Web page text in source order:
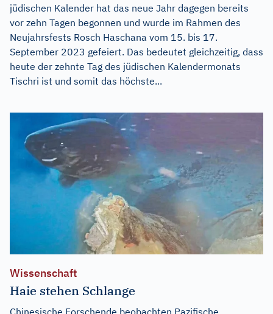
jüdischen Kalender hat das neue Jahr dagegen bereits
vor zehn Tagen begonnen und wurde im Rahmen des
Neujahrsfests Rosch Haschana vom 15. bis 17.
September 2023 gefeiert. Das bedeutet gleichzeitig, dass
heute der zehnte Tag des jüdischen Kalendermonats
Tischri ist und somit das höchste...
Wissenschaft
Haie stehen Schlange